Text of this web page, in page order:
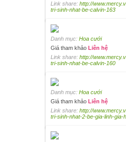
Link share: http://
tri-sinh-nhat-be-calvin-163
Danh mục: Hoa cưới
Giá tham khảo Liên hệ
Link share: http://
tri-sinh-nhat-be-calvin-160
Danh mục: Hoa cưới
Giá tham khảo Liên hệ
Link share: http://
tri-sinh-nhat-2-be-gia-linh-gia-